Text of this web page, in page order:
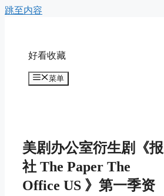
跳至内容
好看收藏
菜单
美剧办公室衍生剧《报
社 The Paper The
Office US 》第一季资